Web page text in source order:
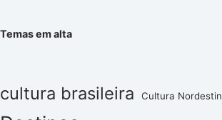
Temas em alta
cultura brasileira Cultura